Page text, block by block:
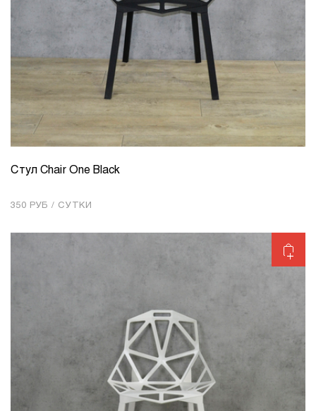
КОЛИЧЕСТВО 1
Стул Chair One Black
350 РУБ / СУТКИ